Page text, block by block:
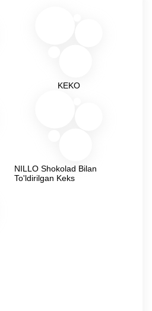
KEKO
NILLO Shokolad Bilan
To'ldirilgan Keks